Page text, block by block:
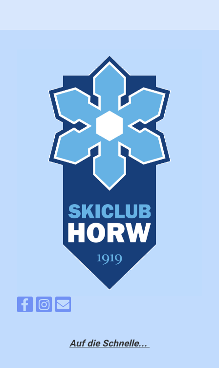
Auf die Schnelle...